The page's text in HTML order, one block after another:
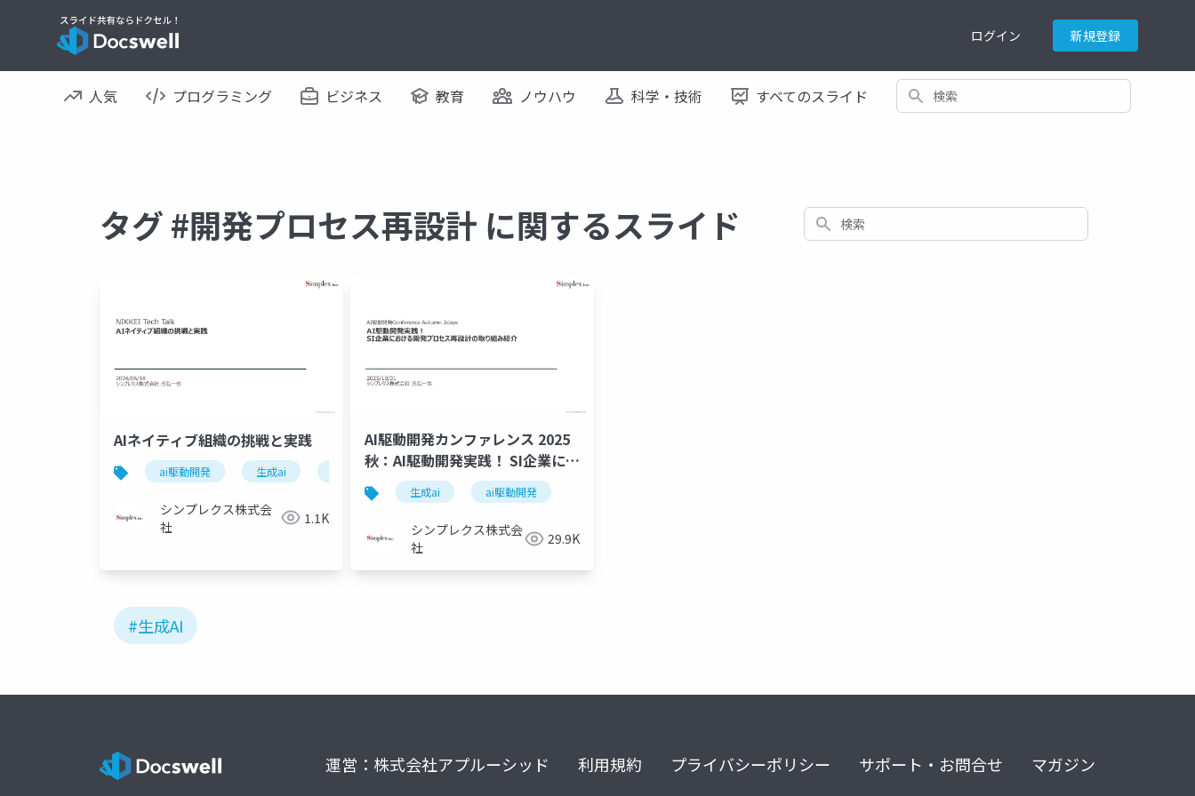
ログイン 新規登録
人気 プログラミング ビジネス 教育 ノウハウ 科学・技術 すべてのスライド 検索
タグ #開発プロセス再設計 に関するスライド 検索
AIネイティブ組織の挑戦と実践
ai駆動開発 生成ai 開発プロセス再設計 coe
シンプレクス株式会
社
1.1K
AI駆動開発カンファレンス 2025
秋：AI駆動開発実践！ SI企業にお
ける開発プロセス再設計の取り組
み紹介
生成ai ai駆動開発
シンプレクス株式会
社
29.9K
#生成AI
運営：株式会社アプルーシッド 利用規約 プライバシーポリシー サポート・お問合せ マガジン